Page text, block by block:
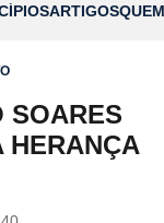
ARTIGOS
SOARES
HERANÇA